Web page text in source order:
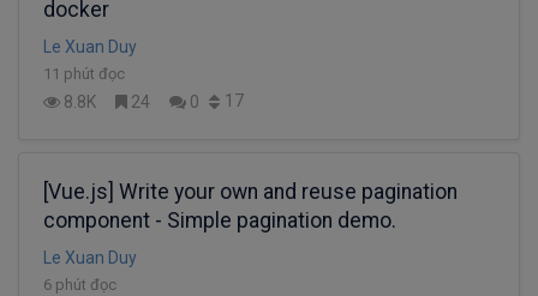
docker
Le Xuan Duy
11 phút đọc
8.8K 24 0 17
[Vue.js] Write your own and reuse pagination
component - Simple pagination demo.
Le Xuan Duy
6 phút đọc